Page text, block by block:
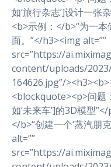
如‘旅行杂志’]设计一
<b>示例：</b>“为一
面。”</h3><img alt=””
src=”https://
content/uploads/
164626.jpg”/
<blockquote><p>问题
如‘未来车’]的3D模型
</b>“创建一个‘蒸汽朋
alt=””
src=”https://